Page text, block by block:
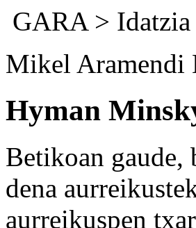
GARA> Idatzia
Mikel Aramendi
Hyman
Betikoan gaude,
dena
aurreikuspen